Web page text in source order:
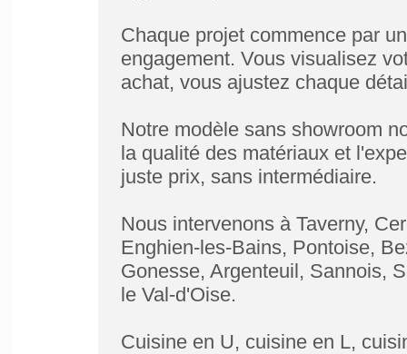
Chaque projet commence par
engagement. Vous visualisez
achat, vous ajustez chaque
Notre modèle sans showroom
la qualité des matériaux et
juste prix, sans intermédiaire.
Nous intervenons à Taverny,
Enghien-les-Bains, Pontoise,
Gonesse, Argenteuil, Sannois,
le Val-d'Oise.
Cuisine en U, cuisine en L,